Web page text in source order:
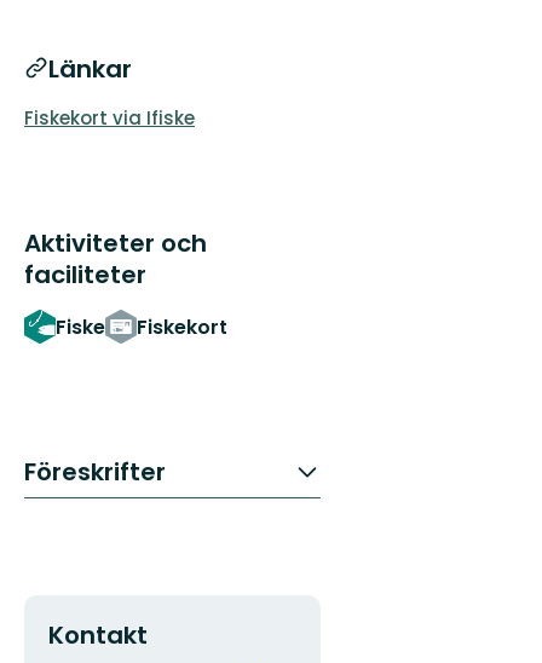
Länkar
Fiskekort via Ifiske
Aktiviteter och
faciliteter
Fiske Fiskekort
Föreskrifter
Kontakt